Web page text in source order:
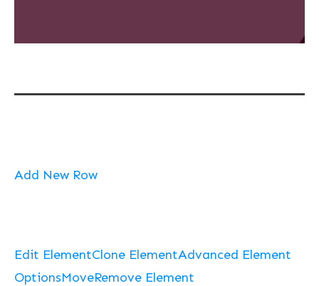
Add New Row
Edit ElementClone ElementAdvanced Element
OptionsMoveRemove Element